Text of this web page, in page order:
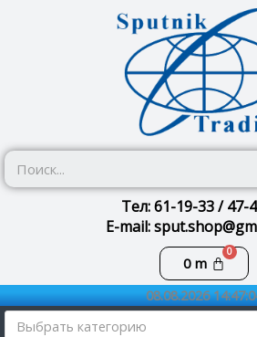
Тел: 61-19-33 / 47-
E-mail:
0m
08.08.2026
Выбрать категорию